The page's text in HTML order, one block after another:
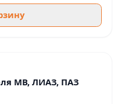
МВ, ЛИАЗ, ПАЗ